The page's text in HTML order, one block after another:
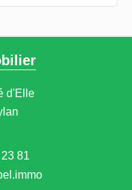
d'Elle
81